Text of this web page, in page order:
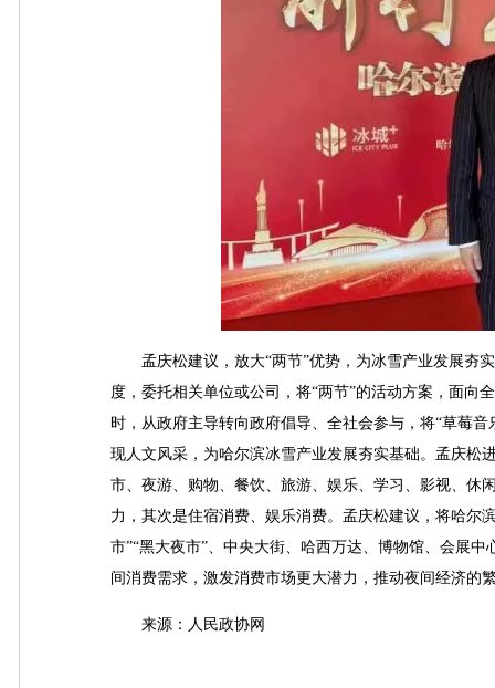
孟庆松建议，放大“两节”优势，为冰雪产业发展夯实
度，委托相关单位或公司，将“两节”的活动方案，面向
时，从政府主导转向政府倡导、全社会参与，将“草莓
现人文风采，为哈尔滨冰雪产业发展夯实基础。孟庆松
市、夜游、购物、餐饮、旅游、娱乐、学习、影视、休
力，其次是住宿消费、娱乐消费。孟庆松建议，将哈尔
市”“黑大夜市”、中央大街、哈西万达、博物馆、会展
间消费需求，激发消费市场更大潜力，推动夜间经济的
来源：人民政协网